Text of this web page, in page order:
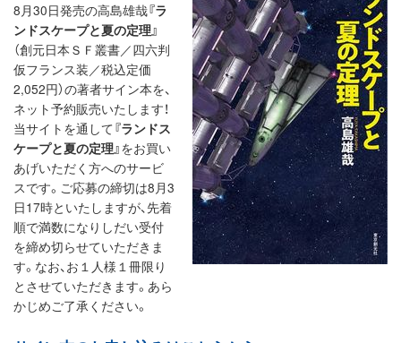
8月30日発売の高島雄哉『ラ
ンドスケープと夏の定理』
（創元日本ＳＦ叢書／四六判
仮フランス装／税込定価
2,052円）の著者サイン本を、
ネット予約販売いたします！
当サイトを通して『ランドス
ケープと夏の定理』をお買い
あげいただく方へのサービ
スです。ご応募の締切は8月3
日17時といたしますが、先着
順で満数になりしだい受付
を締め切らせていただきま
す。なお、お１人様１冊限り
とさせていただきます。あら
かじめご了承ください。